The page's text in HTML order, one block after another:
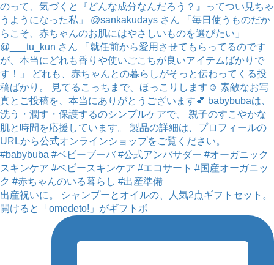
出産祝いに。 シャンプーとオイルの、人気2点ギフトセット。
開けると「omedeto!」がギフトボ